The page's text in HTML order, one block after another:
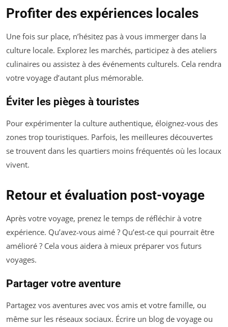
Profiter des expériences locales
Une fois sur place, n’hésitez pas à vous immerger dans la
culture locale. Explorez les marchés, participez à des ateliers
culinaires ou assistez à des événements culturels. Cela rendra
votre voyage d’autant plus mémorable.
Éviter les pièges à touristes
Pour expérimenter la culture authentique, éloignez-vous des
zones trop touristiques. Parfois, les meilleures découvertes
se trouvent dans les quartiers moins fréquentés où les locaux
vivent.
Retour et évaluation post-voyage
Après votre voyage, prenez le temps de réfléchir à votre
expérience. Qu’avez-vous aimé ? Qu’est-ce qui pourrait être
amélioré ? Cela vous aidera à mieux préparer vos futurs
voyages.
Partager votre aventure
Partagez vos aventures avec vos amis et votre famille, ou
même sur les réseaux sociaux. Écrire un blog de voyage ou